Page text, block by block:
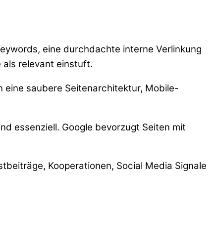
eine durchdachte interne Verlinkung
als relevant einstuft.
eine saubere Seitenarchitektur, Mobile-
essenziell. Google bevorzugt Seiten mit
Kooperationen, Social Media Signale